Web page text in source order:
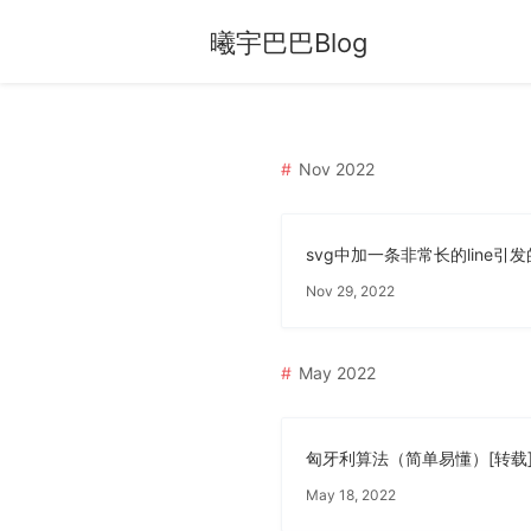
曦宇巴巴Blog
Nov 2022
Nov 29, 2022
May 2022
匈牙利算法（简单易懂）[转载]
May 18, 2022